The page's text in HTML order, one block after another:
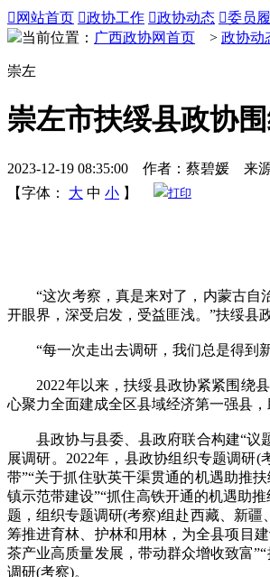
 网站首页 政协工作 政协动态 委员
当前位置： 广西政协网首页 > 政协动
崇左
崇左市扶绥县政协
2023-12-19 08:35:00 作者：蔡碧媛 来
【字体：
大 中 小 】 打印
“这次考察，真是来对了，内蒙古自治
开眼界，深受启发，受益匪浅。”扶绥县
“每一次走出去调研，我们总是得到新
2022年以来，扶绥县政协紧紧围绕县
心聚力全面建成全区县域经济第一强县
县政协与县委、县政府联合构建“议题
展调研。2022年，县政协组织专题调研
带”“关于抓住驮英干渠贯通的机遇助推
镇示范带建设”“抓住高铁开通的机遇助
题，组织专题调研(考察)组赴西藏、新疆
筹推进育林、护林和用林，为全县项目
茶产业高质量发展，带动群众增收致富
调研(考察)。